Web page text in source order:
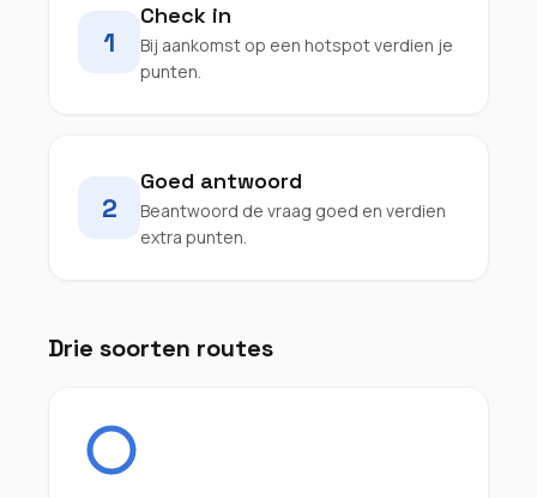
1
Check in
Bij aankomst op een hotspot verdien je
punten.
2
Goed antwoord
Beantwoord de vraag goed en verdien
extra punten.
Drie soorten routes